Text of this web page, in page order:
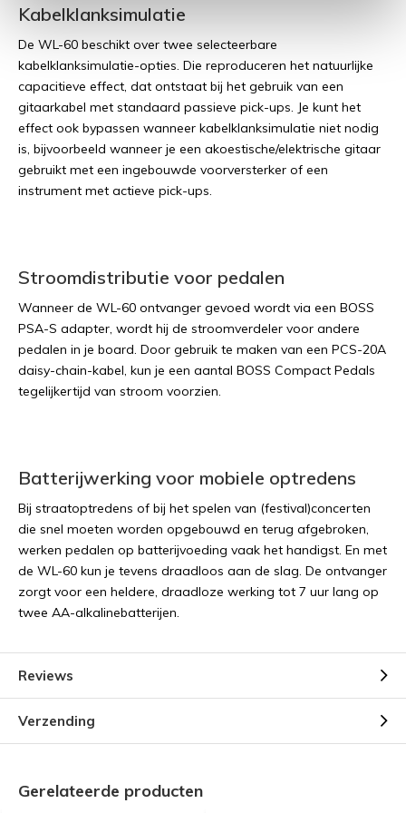
Kabelklanksimulatie
De WL-60 beschikt over twee selecteerbare
kabelklanksimulatie-opties. Die reproduceren het natuurlijke
capacitieve effect, dat ontstaat bij het gebruik van een
gitaarkabel met standaard passieve pick-ups. Je kunt het
effect ook bypassen wanneer kabelklanksimulatie niet nodig
is, bijvoorbeeld wanneer je een akoestische/elektrische gitaar
gebruikt met een ingebouwde voorversterker of een
instrument met actieve pick-ups.
Stroomdistributie voor pedalen
Wanneer de WL-60 ontvanger gevoed wordt via een BOSS
PSA-S adapter, wordt hij de stroomverdeler voor andere
pedalen in je board. Door gebruik te maken van een PCS-20A
daisy-chain-kabel, kun je een aantal BOSS Compact Pedals
tegelijkertijd van stroom voorzien.
Batterijwerking voor mobiele optredens
Bij straatoptredens of bij het spelen van (festival)concerten
die snel moeten worden opgebouwd en terug afgebroken,
werken pedalen op batterijvoeding vaak het handigst. En met
de WL-60 kun je tevens draadloos aan de slag. De ontvanger
zorgt voor een heldere, draadloze werking tot 7 uur lang op
twee AA-alkalinebatterijen.
Reviews
Verzending
Gerelateerde producten